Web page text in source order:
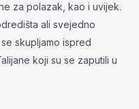
za polazak, kao i uvijek.
ali svejedno
skupljamo ispred
koji su se zaputili u